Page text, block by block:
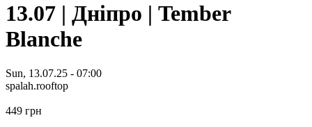
13.07 | Дніпро | Tember
Blanche
Sun, 13.07.25 - 07:00
spalah.rooftop
449 грн